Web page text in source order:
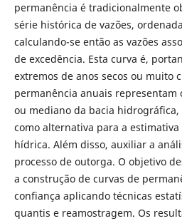
permanência é tradicionalmente
série histórica de vazões,
calculando-se então as vazões
de excedência. Esta curva é,
extremos de anos secos ou muito
permanência anuais representam
ou mediano da bacia
como alternativa para a
hídrica. Além disso, auxiliar a
processo de outorga. O objetivo
a construção de curvas de
confiança aplicando técnicas
quantis e reamostragem. Os